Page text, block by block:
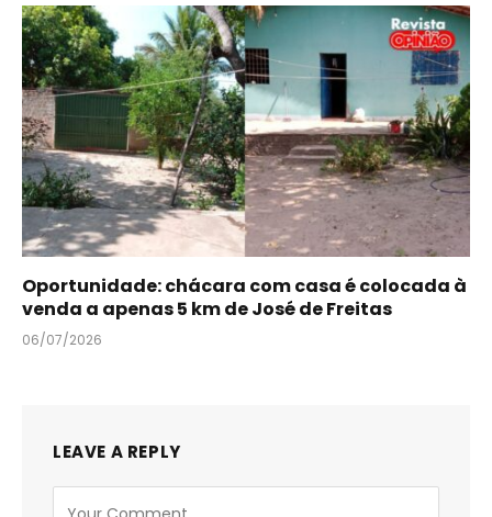
Oportunidade: chácara com casa é colocada à
venda a apenas 5 km de José de Freitas
06/07/2026
LEAVE A REPLY